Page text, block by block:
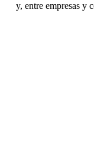
y, entre empresas y